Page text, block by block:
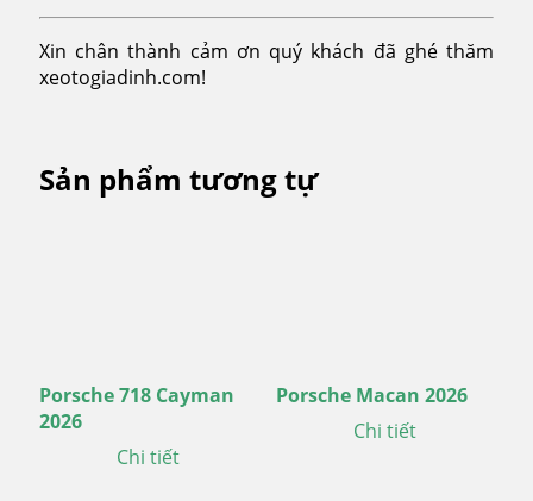
Xin chân thành cảm ơn quý khách đã ghé thăm
xeotogiadinh.com!
Sản phẩm tương tự
Porsche 718 Cayman
2026
Chi tiết
Porsche Macan 2026
Chi tiết